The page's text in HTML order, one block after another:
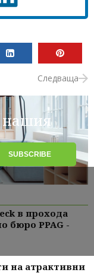
Следваща
нашия
в прохода
бюро PPAG -
на атрактивни